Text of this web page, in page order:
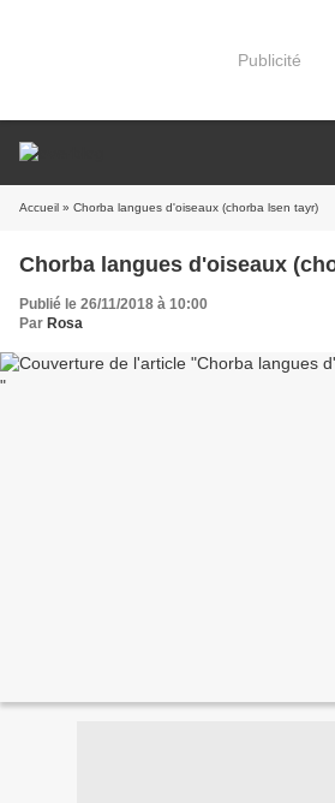
Publicité
Accueil » Chorba langues d'oiseaux (chorba lsen tayr)
Chorba langues d'oiseaux
Publié le 26/11/2018 à 10:00
Par Rosa